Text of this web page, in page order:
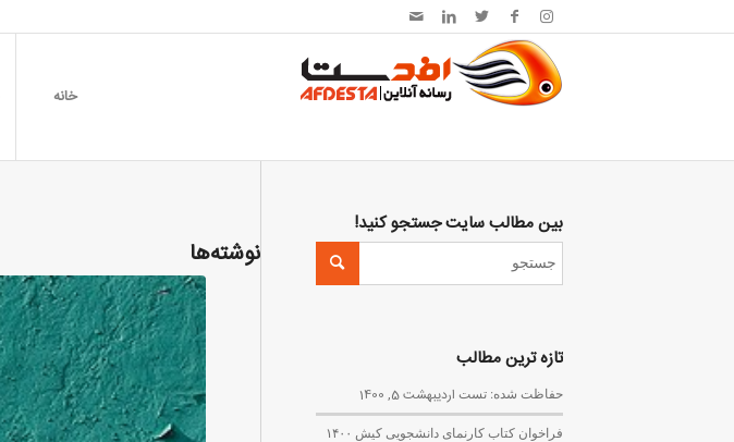
خانه
نوشته‌ها
بین مطالب سایت جستجو کنید!
تازه ترین مطالب
حفاظت شده: تست اردیبهشت 5, 1400
فراخوان کتاب کارنمای دانشجویی کیش ۱۴۰۰